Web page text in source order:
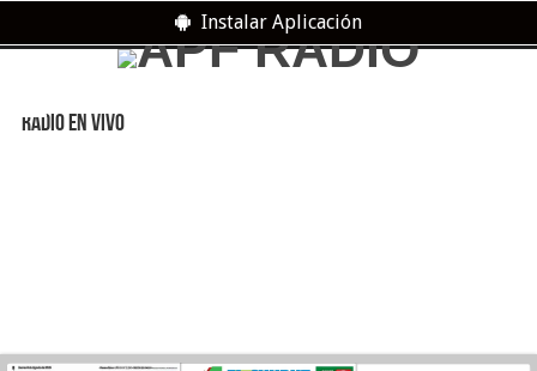
Instalar Aplicación
RADIO EN VIVO